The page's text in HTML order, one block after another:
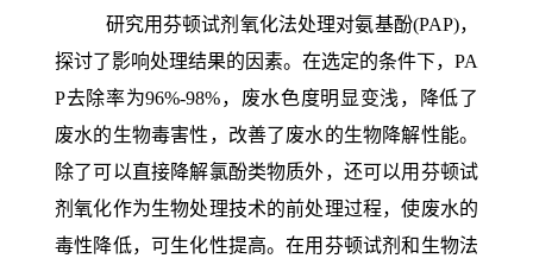
研究用芬顿试剂氧化法处理对氨基酚(PAP)，
探讨了影响处理结果的因素。在选定的条件下，PA
P去除率为96%-98%，废水色度明显变浅，降低了
废水的生物毒害性，改善了废水的生物降解性能。
除了可以直接降解氯酚类物质外，还可以用芬顿试
剂氧化作为生物处理技术的前处理过程，使废水的
毒性降低，可生化性提高。在用芬顿试剂和生物法